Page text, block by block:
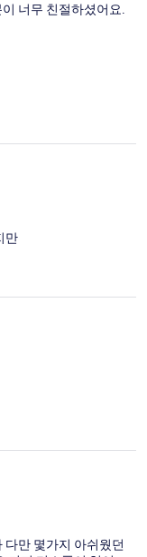
너무 친절하셨어요.
만
만 몇가지 아쉬웠던